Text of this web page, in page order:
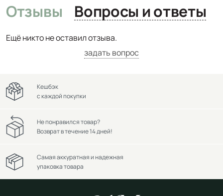
Отзывы Вопросы и ответы
Ещё никто не оставил отзыва.
задать вопрос
Кешбэк
с каждой покупки
Не понравился товар?
Возврат в течение 14 дней!
Самая аккуратная и надежная
упаковка товара